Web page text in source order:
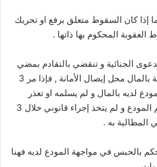
إذا كان السقوط متعلق برفع او تحريك
المحكوم بها ذاتها .
الجنائية و تنقضي بالتقادم بمضي
3 سنوات من تاريخ المطالبة بالمال محل إيصال الأمانة , فإذا مر 3
لديه بالمال و لم يسلمه او تعذر
تسليمه ووصل ذلك إلى علم المودع و لم يتخذ إجراء قانوني خلال 3
به .
بالحبس في مواجهة المودع لديه فهنا